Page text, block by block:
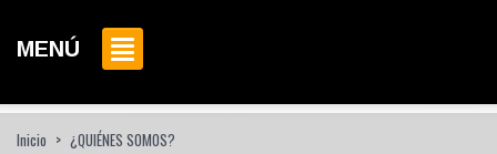
MENÚ
Inicio > ¿QUIÉNES SOMOS?